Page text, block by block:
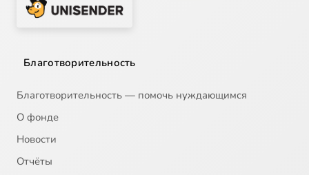
Благотворительность
Благотворительность — помочь нуждающимся
О фонде
Новости
Отчёты